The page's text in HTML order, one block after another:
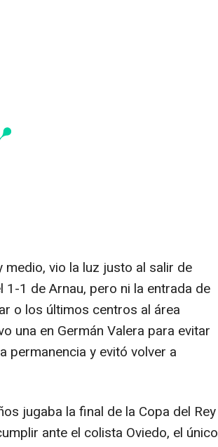
medio, vio la luz justo al salir de
1 de Arnau, pero ni la entrada de
o los últimos centros al área
una en Germán Valera para evitar
permanencia y evitó volver a
jugaba la final de la Copa del Rey
ante el colista Oviedo, el único